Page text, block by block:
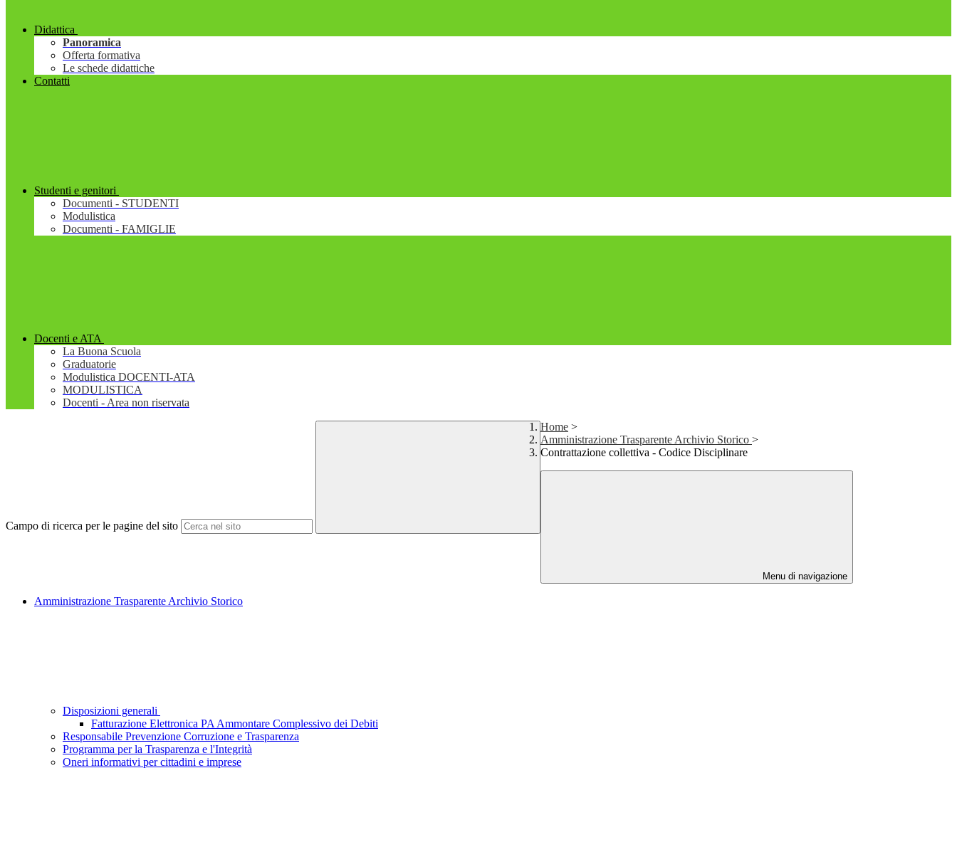
Didattica
Panoramica
Offerta formativa
Le schede didattiche
Contatti
Studenti e genitori
Documenti - STUDENTI
Modulistica
Documenti - FAMIGLIE
Docenti e ATA
La Buona Scuola
Graduatorie
Modulistica DOCENTI-ATA
MODULISTICA
Docenti - Area non riservata
Campo di ricerca per le pagine del sito
Home >
Amministrazione Trasparente Archivio Storico >
Contrattazione collettiva - Codice Disciplinare
Menu di navigazione
Amministrazione Trasparente Archivio Storico
Disposizioni generali
Fatturazione Elettronica PA Ammontare Complessivo dei Debiti
Responsabile Prevenzione Corruzione e Trasparenza
Programma per la Trasparenza e l'Integrità
Oneri informativi per cittadini e imprese